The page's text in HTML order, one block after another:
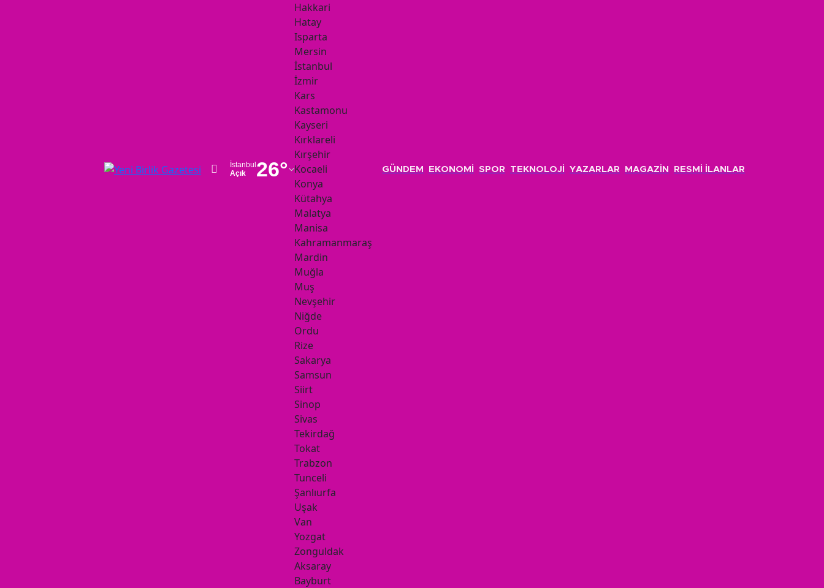
İstanbul
Açık
26°
Hakkari
Hatay
Isparta
Mersin
İstanbul
İzmir
Kars
Kastamonu
Kayseri
Kırklareli
Kırşehir
Kocaeli
Konya
Kütahya
Malatya
Manisa
Kahramanmaraş
Mardin
Muğla
Muş
Nevşehir
Niğde
Ordu
Rize
Sakarya
Samsun
Siirt
Sinop
Sivas
Tekirdağ
Tokat
Trabzon
Tunceli
Şanlıurfa
Uşak
Van
Yozgat
Zonguldak
Aksaray
Bayburt
GÜNDEM EKONOMİ SPOR TEKNOLOJİ YAZARLAR MAGAZİN RESMİ İLANLAR